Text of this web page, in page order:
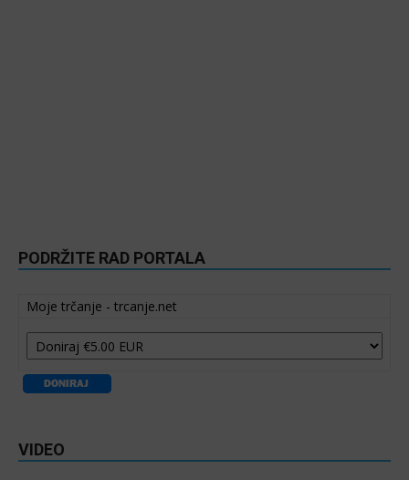
PODRŽITE RAD PORTALA
Moje trčanje - trcanje.net
VIDEO